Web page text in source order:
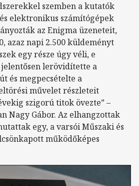
szemben a kutatók
elektronikus számítógépek
az Enigma üzeneteit,
azaz napi 2.500 küldeményt
egy része úgy véli, e
lerövidítette a
és megpecsételte a
művelet részleteit
szigorú titok övezte” –
Nagy Gábor. Az elhangzottak
egy, a varsói Műszaki és
működőképes